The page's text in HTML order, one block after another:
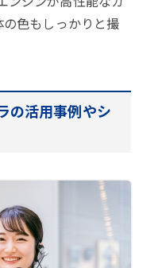
色もしっかりと撮
の活用事例やシ